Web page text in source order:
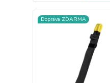
Doprava ZDARMA